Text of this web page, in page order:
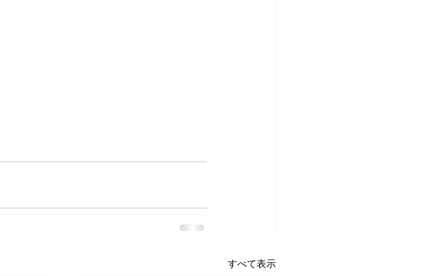
すべて表示